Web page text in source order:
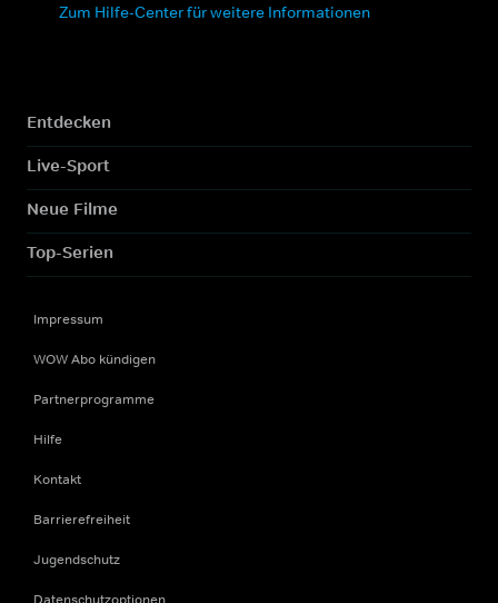
Zum Hilfe-Center für weitere Informationen
Entdecken
Live-Sport
Neue Filme
Top-Serien
Impressum
WOW Abo kündigen
Partnerprogramme
Hilfe
Kontakt
Barrierefreiheit
Jugendschutz